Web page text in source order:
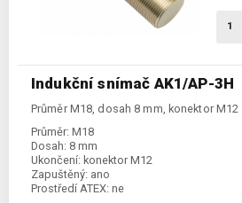
Indukční snímač AK1/AP-3H
Průměr M18, dosah 8 mm, konektor M12
Průměr: M18
Dosah: 8 mm
Ukončení: konektor M12
Zapuštěný: ano
Prostředí ATEX: ne